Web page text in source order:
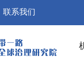
联系我们